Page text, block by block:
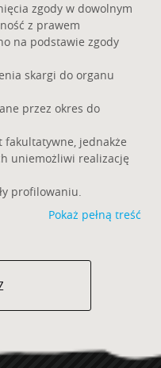
zgody w dowolnym
z prawem
na podstawie zgody
skargi do organu
przez okres do
fakultatywne, jednakże
uniemożliwi realizację
profilowaniu.
Pokaż pełną treść